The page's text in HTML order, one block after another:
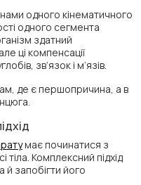
одного кінематичного
одного сегмента
здатний
ці компенсації
зв’язок і м’язів.
де є першопричина, а в
має починатися з
тіла. Комплексний підхід
запобігти його